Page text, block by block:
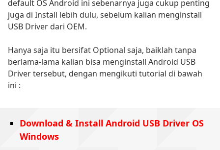
default OS Android ini sebenarnya juga cukup penting
juga di Install lebih dulu, sebelum kalian menginstall
USB Driver dari OEM.
Hanya saja itu bersifat Optional saja, baiklah tanpa
berlama-lama kalian bisa menginstall Android USB
Driver tersebut, dengan mengikuti tutorial di bawah
ini :
Download & Install Android USB Driver OS
Windows